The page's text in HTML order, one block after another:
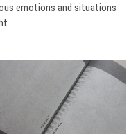
emotions and situations